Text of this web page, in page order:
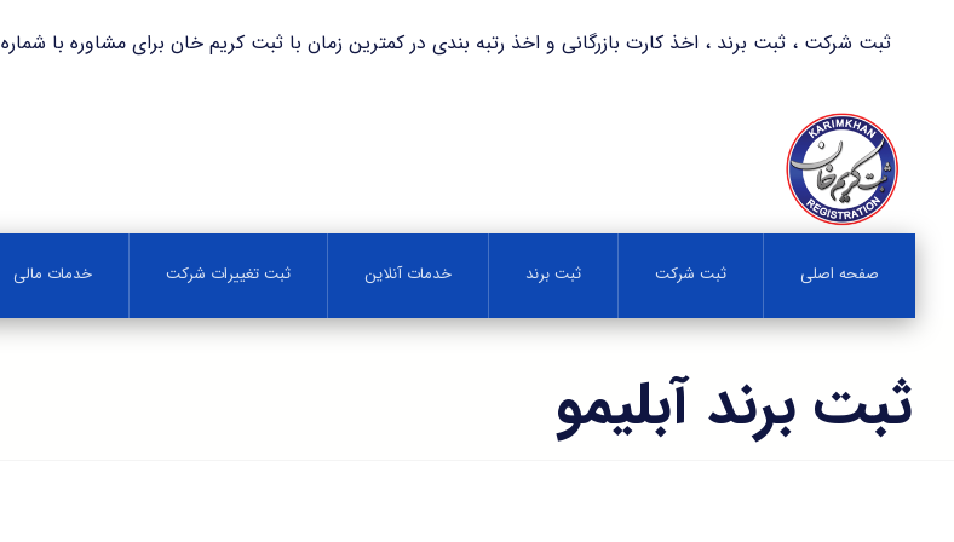
ثبت شرکت ، ثبت برند ، اخذ کارت بازرگانی و اخذ رتبه بندی در کمترین زمان با ثبت کریم خان برای مشاوره با شماره ۸۷۱۴۶ تماس حاصل فرمایید.
صفحه اصلی ثبت شرکت ثبت برند خدمات آنلاین ثبت تغییرات شرکت خدمات مالی
ثبت برند آبلیمو